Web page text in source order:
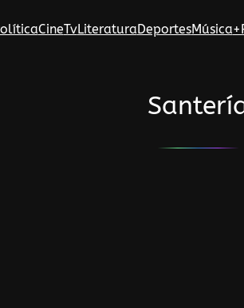
CineTvLiteraturaDeportesMúsica